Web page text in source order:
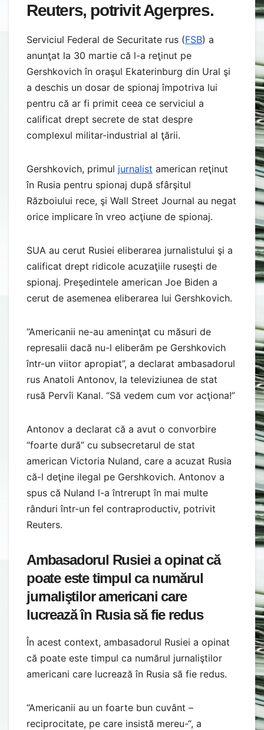
Reuters, potrivit Agerpres.
Serviciul Federal de Securitate rus (FSB) a
anunţat la 30 martie că l-a reţinut pe
Gershkovich în oraşul Ekaterinburg din Ural şi
a deschis un dosar de spionaj împotriva lui
pentru că ar fi primit ceea ce serviciul a
calificat drept secrete de stat despre
complexul militar-industrial al ţării.
Gershkovich, primul jurnalist american reţinut
în Rusia pentru spionaj după sfârşitul
Războiului rece, şi Wall Street Journal au negat
orice implicare în vreo acţiune de spionaj.
SUA au cerut Rusiei eliberarea jurnalistului şi a
calificat drept ridicole acuzaţiile ruseşti de
spionaj. Preşedintele american Joe Biden a
cerut de asemenea eliberarea lui Gershkovich.
“Americanii ne-au ameninţat cu măsuri de
represalii dacă nu-l eliberăm pe Gershkovich
într-un viitor apropiat”, a declarat ambasadorul
rus Anatoli Antonov, la televiziunea de stat
rusă Pervîi Kanal. “Să vedem cum vor acţiona!”
Antonov a declarat că a avut o convorbire
“foarte dură” cu subsecretarul de stat
american Victoria Nuland, care a acuzat Rusia
că-l deţine ilegal pe Gershkovich. Antonov a
spus că Nuland l-a întrerupt în mai multe
rânduri într-un fel contraproductiv, potrivit
Reuters.
Ambasadorul Rusiei a opinat că
poate este timpul ca numărul
jurnaliştilor americani care
lucrează în Rusia să fie redus
În acest context, ambasadorul Rusiei a opinat
că poate este timpul ca numărul jurnaliştilor
americani care lucrează în Rusia să fie redus.
“Americanii au un foarte bun cuvânt –
reciprocitate, pe care insistă mereu-“, a